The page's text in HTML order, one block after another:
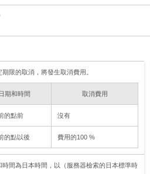
限的取消，將發生取消費用。
期和時間 取消費用
的點前 沒有
的點以後 費用的100 %
間為日本時間，以（服務器檢索的日本標準時